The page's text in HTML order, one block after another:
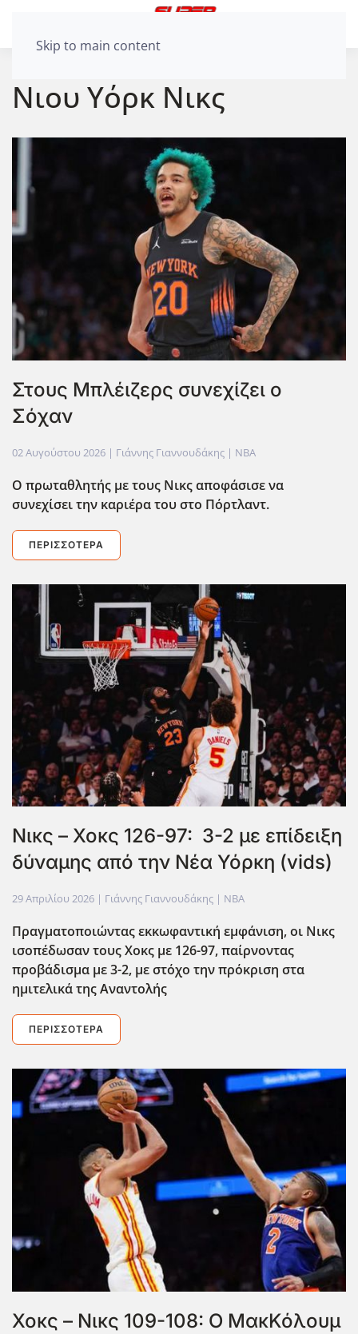
Skip to main content
Νιου Υόρκ Νικς
Στους Μπλέιζερς συνεχίζει ο
Σόχαν
02 Αυγούστου 2026 | Γιάννης Γιαννουδάκης | NBA
Ο πρωταθλητής με τους Νικς αποφάσισε να
συνεχίσει την καριέρα του στο Πόρτλαντ.
ΠΕΡΙΣΣΌΤΕΡΑ
Νικς – Χοκς 126-97: 3-2 με επίδειξη
δύναμης από την Νέα Υόρκη (vids)
29 Απριλίου 2026 | Γιάννης Γιαννουδάκης | NBA
Πραγματοποιώντας εκκωφαντική εμφάνιση, οι Νικς
ισοπέδωσαν τους Χοκς με 126-97, παίρνοντας
προβάδισμα με 3-2, με στόχο την πρόκριση στα
ημιτελικά της Αναντολής
ΠΕΡΙΣΣΌΤΕΡΑ
Χοκς – Νικς 109-108: Ο ΜακΚόλουμ